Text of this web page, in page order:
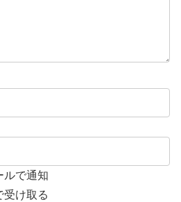
ルで通知
受け取る